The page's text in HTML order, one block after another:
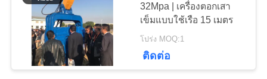
86
32Mpa | เครื่องตอกเสา
เข็มแบบใช้เรือ 15 เมตร
โปร่ง MOQ:1
ติดต่อ